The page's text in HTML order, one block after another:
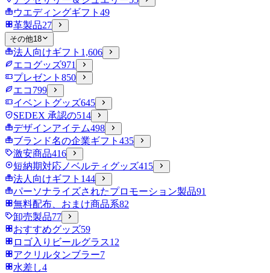
ウエディングギフト 49
革製品27
その他18
法人向けギフト 1,606
エコグッズ971
プレゼント 850
エコ 799
イベントグッズ645
SEDEX 承認の514
デザインアイテム498
ブランド名の企業ギフト 435
激安商品416
短納期対応ノベルティグッズ415
法人向けギフト 144
パーソナライズされたプロモーション製品91
無料配布、おまけ商品系82
卸売製品77
おすすめグッズ59
ロゴ入りビールグラス12
アクリルタンブラー7
水差し4